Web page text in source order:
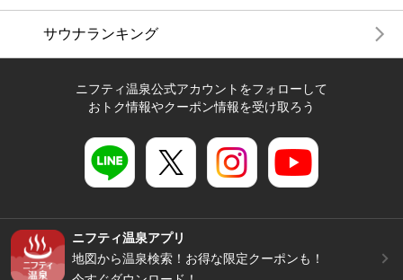
サウナランキング
ニフティ温泉公式アカウントをフォローして
おトク情報やクーポン情報を受け取ろう
ニフティ温泉アプリ
地図から温泉検索！お得な限定クーポンも！